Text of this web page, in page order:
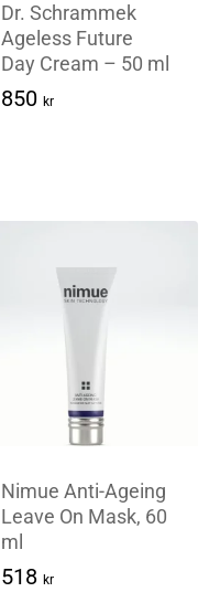
Dr. Schrammek
Ageless Future
Day Cream – 50 ml
850 kr
Nimue Anti-Ageing
Leave On Mask, 60
ml
518 kr